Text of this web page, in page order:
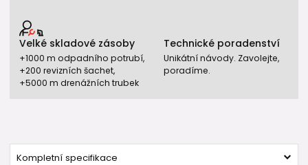
Velké skladové zásoby
+1000 m odpadního potrubí,
+200 revizních šachet,
+5000 m drenážních trubek
Technické poradenství
Unikátní návody. Zavolejte,
poradíme.
Kompletní specifikace